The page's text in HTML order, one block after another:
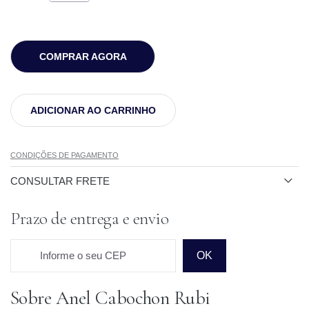
COMPRAR AGORA
ADICIONAR AO CARRINHO
CONDIÇÕES DE PAGAMENTO
CONSULTAR FRETE
Prazo de entrega e envio
Informe o seu CEP OK
Prazo para o CEP
Sobre Anel Cabochon Rubi